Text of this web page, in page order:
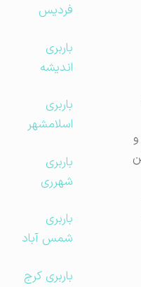
فردیس
باربری
اندیشه
باربری
اسلامشهر
باربری
شهرری
باربری
شمس آباد
باربری کرج